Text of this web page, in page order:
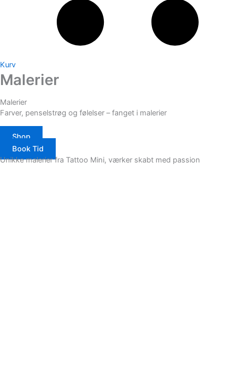
Kurv
Malerier
Malerier
Farver, penselstrøg og følelser – fanget i malerier
Shop
Book Tid
Unikke malerier fra Tattoo Mini, værker skabt med passion